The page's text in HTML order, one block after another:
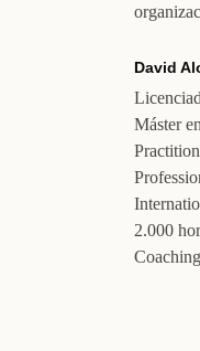
David
Máster
2.000